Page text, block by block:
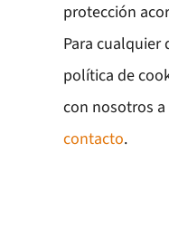
protección
Para cualquier
política de
con nosotros
contacto.